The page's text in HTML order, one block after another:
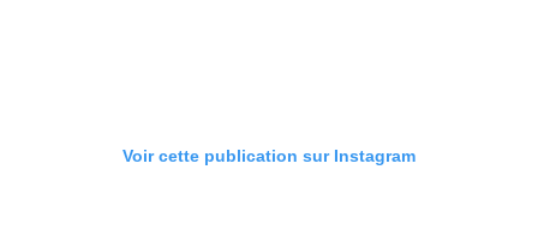
Voir cette publication sur Instagram